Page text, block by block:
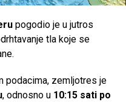
stvari, treba dijete
da pronađe
pristup u dječijim
pogodio je u jutros
tla koje se
podacima, zemljotres je
, odnosno u 10:15 sati po